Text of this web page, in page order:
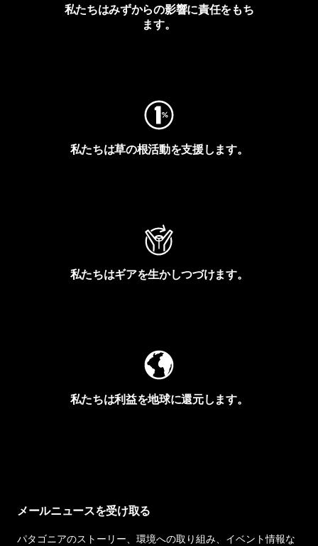
私たちはみずからの影響に責任をもち
ます。
私たちは草の根活動を支援します。
私たちはギアを生かしつづけます。
私たちは利益を地球に還元します。
メールニュースを受け取る
パタゴニアのストーリー、環境への取り組み、イベント情報な